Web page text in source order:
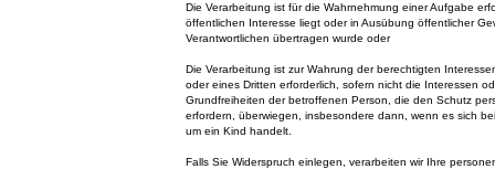
Die Verarbeitung ist für die Wahrnehmung einer Aufgabe
öffentlichen Interesse liegt oder in Ausübung öffentlicher
Verantwortlichen übertragen wurde oder
Die Verarbeitung ist zur Wahrung der berechtigten
oder eines Dritten erforderlich, sofern nicht die Interessen
Grundfreiheiten der betroffenen Person, die den Schutz
erfordern, überwiegen, insbesondere dann, wenn es sich
um ein Kind handelt.
Falls Sie Widerspruch einlegen, verarbeiten wir Ihre